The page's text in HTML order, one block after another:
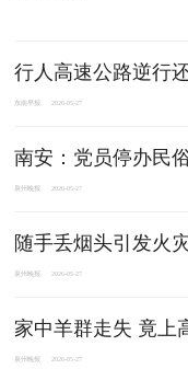
行人高速公路逆行
东南早报 2026-05-27
南安：党员停办民
泉州晚报 2026-05-27
随手丢烟头引发火
泉州晚报 2026-05-27
家中羊群走失 竟上
泉州晚报 2026-05-27